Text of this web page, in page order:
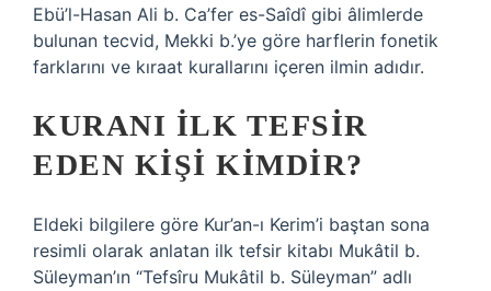
Ebü’l-Hasan Ali b. Ca’fer es-Saîdî gibi âlimlerde
bulunan tecvid, Mekki b.’ye göre harflerin fonetik
farklarını ve kıraat kurallarını içeren ilmin adıdır.
KURANI ILK TEFSIR
EDEN KIŞI KIMDIR?
Eldeki bilgilere göre Kur’an-ı Kerim’i baştan sona
resimli olarak anlatan ilk tefsir kitabı Mukâtil b.
Süleyman’ın “Tefsîru Mukâtil b. Süleyman” adlı